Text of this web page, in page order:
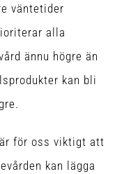
väntetider
alla
ännu högre än
kan bli
för oss viktigt att
kan lägga